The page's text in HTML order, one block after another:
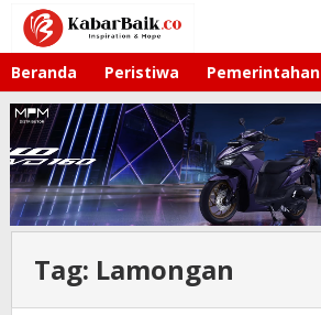
Lewati
konten
Beranda Peristiwa Pemerintahan
Tag: Lamongan